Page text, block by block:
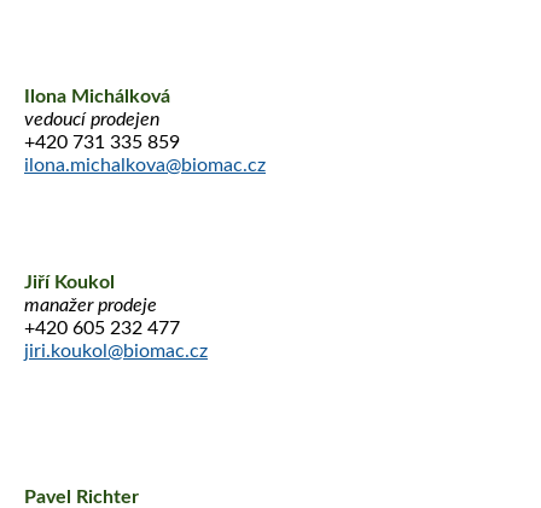
Ilona Michálková
vedoucí prodejen
+420 731 335 859
ilona.michalkova@biomac.cz
Jiří Koukol
manažer prodeje
+420 605 232 477
jiri.koukol@biomac.cz
Pavel Richter